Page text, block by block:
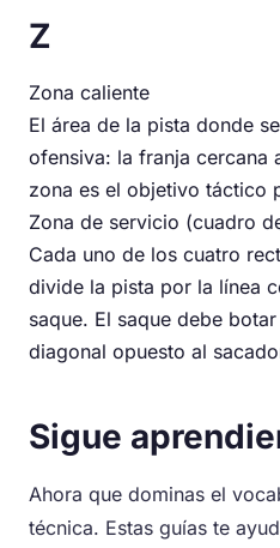
Z
Zona caliente
El área de la pista donde
ofensiva: la franja cercana
zona es el objetivo táctico
Zona de servicio (cuadro
Cada uno de los cuatro
divide la pista por la línea
saque. El saque debe
diagonal opuesto al
Sigue
Ahora que dominas el
técnica. Estas guías te